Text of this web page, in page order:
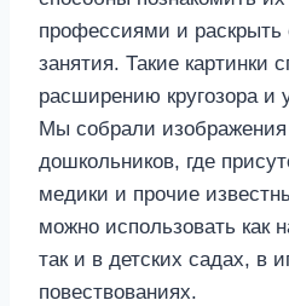
профессиями и раскрыть
занятия. Такие картинки
расширению кругозора
Мы собрали
дошкольников, где
медики и прочие
можно использовать как
так и в детских садах, в
повествованиях.